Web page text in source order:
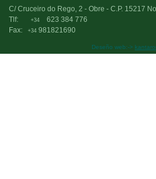
C/ Cruceiro do Rego, 2 - Obre - C.P. 15217
Tlf:
+34
623 384 776
Fax:
+34 981821690
Deseño web:->